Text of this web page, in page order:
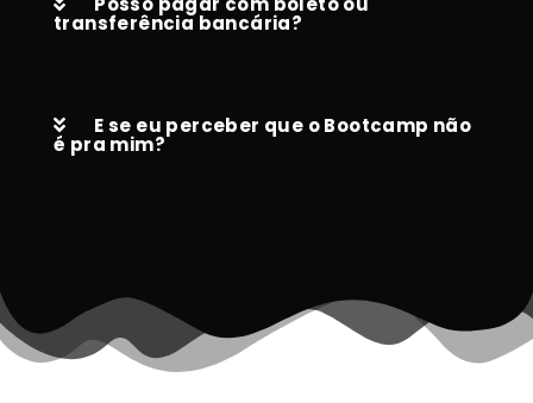
transferência bancária?
E se eu perceber que o Bootcamp não
é pra mim?